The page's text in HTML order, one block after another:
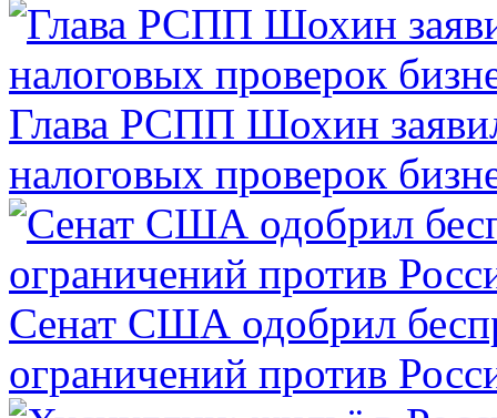
Глава РСПП Шохин
налоговых проверок
Сенат США одобрил
ограничений против